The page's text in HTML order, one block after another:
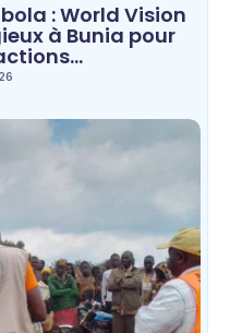
: World Vision
à Bunia pour